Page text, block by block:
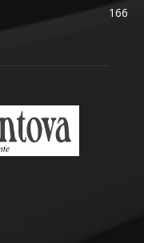
166